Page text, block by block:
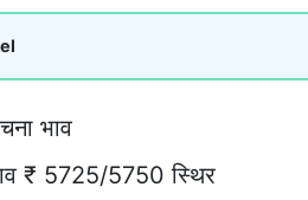
भाव
₹ 5725/5750 स्थिर